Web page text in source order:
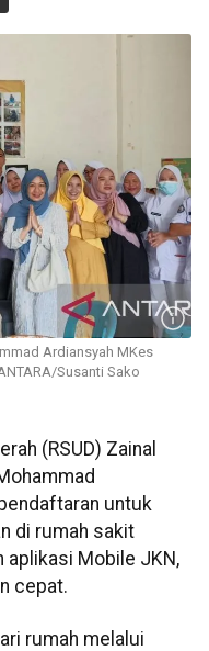
Ardiansyah MKes
Susanti Sako
(RSUD) Zainal
untuk
di rumah sakit
aplikasi Mobile JKN,
cepat.
rumah melalui